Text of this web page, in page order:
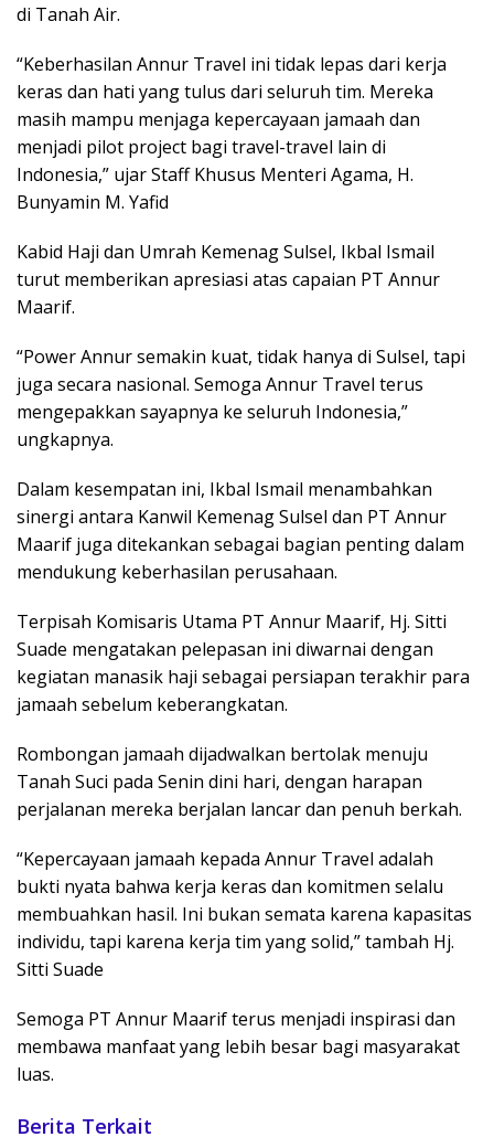
di Tanah Air.
“Keberhasilan Annur Travel ini tidak lepas dari kerja
keras dan hati yang tulus dari seluruh tim. Mereka
masih mampu menjaga kepercayaan jamaah dan
menjadi pilot project bagi travel-travel lain di
Indonesia,” ujar Staff Khusus Menteri Agama, H.
Bunyamin M. Yafid
Kabid Haji dan Umrah Kemenag Sulsel, Ikbal Ismail
turut memberikan apresiasi atas capaian PT Annur
Maarif.
“Power Annur semakin kuat, tidak hanya di Sulsel, tapi
juga secara nasional. Semoga Annur Travel terus
mengepakkan sayapnya ke seluruh Indonesia,”
ungkapnya.
Dalam kesempatan ini, Ikbal Ismail menambahkan
sinergi antara Kanwil Kemenag Sulsel dan PT Annur
Maarif juga ditekankan sebagai bagian penting dalam
mendukung keberhasilan perusahaan.
Terpisah Komisaris Utama PT Annur Maarif, Hj. Sitti
Suade mengatakan pelepasan ini diwarnai dengan
kegiatan manasik haji sebagai persiapan terakhir para
jamaah sebelum keberangkatan.
Rombongan jamaah dijadwalkan bertolak menuju
Tanah Suci pada Senin dini hari, dengan harapan
perjalanan mereka berjalan lancar dan penuh berkah.
“Kepercayaan jamaah kepada Annur Travel adalah
bukti nyata bahwa kerja keras dan komitmen selalu
membuahkan hasil. Ini bukan semata karena kapasitas
individu, tapi karena kerja tim yang solid,” tambah Hj.
Sitti Suade
Semoga PT Annur Maarif terus menjadi inspirasi dan
membawa manfaat yang lebih besar bagi masyarakat
luas.
Berita Terkait